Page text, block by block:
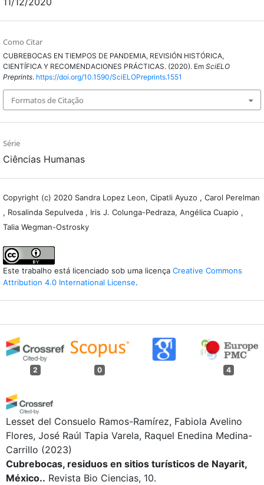
Como Citar
CUBREBOCAS EN TIEMPOS DE PANDEMIA, REVISIÓN HISTÓRICA,
CIENTÍFICA Y RECOMENDACIONES PRÁCTICAS. (2020). Em SciELO
Preprints. https://doi.org/10.1590/SciELOPreprints.1551
Formatos de Citação
Série
Ciências Humanas
Copyright (c) 2020 Sandra Lopez Leon, Cipatli Ayuzo , Carol Perelman
, Rosalinda Sepulveda , Iris J. Colunga-Pedraza, Angélica Cuapio ,
Talia Wegman-Ostrosky
Este trabalho está licenciado sob uma licença Creative Commons
Attribution 4.0 International License.
2 0 4
Lesset del Consuelo Ramos-Ramírez, Fabiola Avelino
Flores, José Raúl Tapia Varela, Raquel Enedina Medina-
Carrillo (2023)
Cubrebocas, residuos en sitios turísticos de Nayarit,
México.. Revista Bio Ciencias, 10.